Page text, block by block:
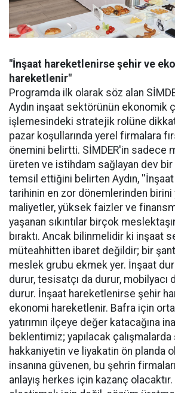
"İnşaat hareketlenirse şehir ve
hareketlenir"
Programda ilk olarak söz alan
Aydın inşaat sektörünün ekonomik
işlemesindeki stratejik rolüne
pazar koşullarında yerel firmalara
önemini belirtti. SİMDER'in sadece
üreten ve istihdam sağlayan dev
temsil ettiğini belirten Aydın,
tarihinin en zor dönemlerinden birini
maliyetler, yüksek faizler ve
yaşanan sıkıntılar birçok
bıraktı. Ancak bilinmelidir ki inşaat
müteahhitten ibaret değildir; bir
meslek grubu ekmek yer. İnşaat
durur, tesisatçı da durur, mobilyacı
durur. İnşaat hareketlenirse şehir
ekonomi hareketlenir. Bafra için
yatırımın ilçeye değer katacağına
beklentimiz; yapılacak çalışmalarda
hakkaniyetin ve liyakatin ön planda
insanına güvenen, bu şehrin
anlayış herkes için kazanç olacaktır.